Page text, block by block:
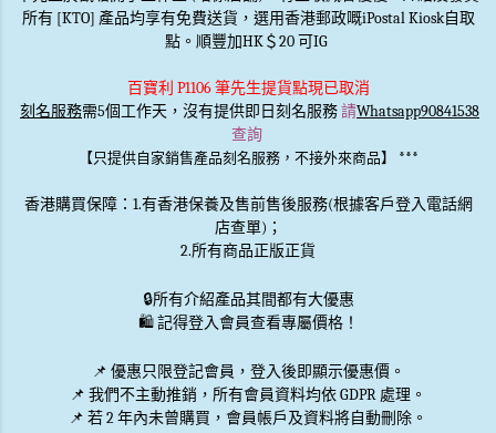
所有 [KTO] 產品均享有免費送貨，選用香港郵政嘅iPostal Kiosk自取
點。順豐加HK＄20 可IG
百寶利 P1106 筆先生提貨點現已取消
刻名服務需5個工作天，沒有提供即日刻名服務請Whatsapp90841538
查詢
【只提供自家銷售產品刻名服務，不接外來商品】 ***
香港購買保障：1.有香港保養及售前售後服務(根據客戶登入電話網
店查單)；
2.所有商品正版正貨
🔒所有介紹產品其間都有大優惠
🛍️ 記得登入會員查看專屬價格！
📌 優惠只限登記會員 ，登入後即顯示優惠價。
📌 我們不主動推銷 ，所有會員資料均依 GDPR 處理。
📌 若 2 年內未曾購買，會員帳戶及資料將自動刪除。